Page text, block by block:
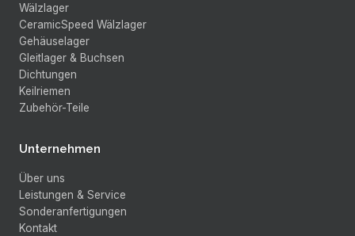
Wälzlager
CeramicSpeed Wälzlager
Gehäuselager
Gleitlager & Buchsen
Dichtungen
Keilriemen
Zubehör-Teile
Unternehmen
Über uns
Leistungen & Service
Sonderanfertigungen
Kontakt